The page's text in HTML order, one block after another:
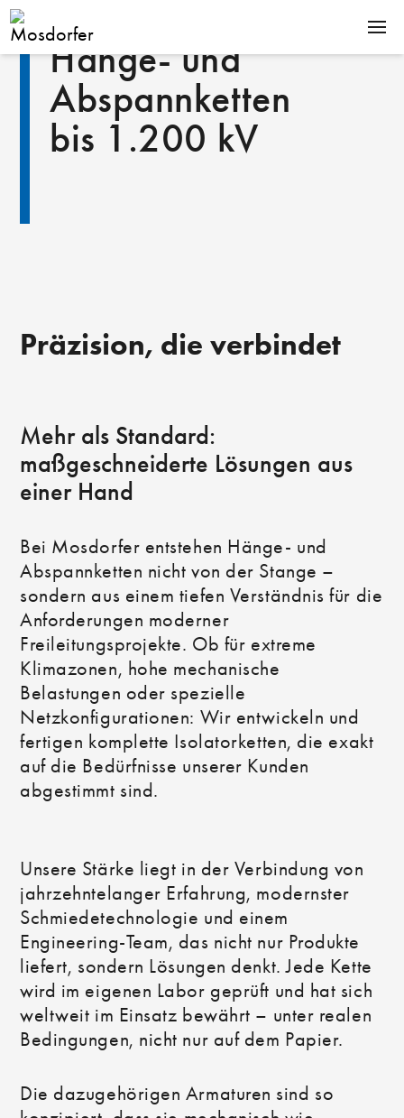
PRODUKTE
KOMPETENZEN
UNTERNEHMEN
Hänge- und
Abspannketten
bis 1.200 kV
Präzision, die verbindet
Mehr als Standard:
maßgeschneiderte Lösungen aus
einer Hand
Bei Mosdorfer entstehen Hänge- und
Abspannketten nicht von der Stange –
sondern aus einem tiefen Verständnis für die
Anforderungen moderner
Freileitungsprojekte. Ob für extreme
Klimazonen, hohe mechanische
Belastungen oder spezielle
Netzkonfigurationen: Wir entwickeln und
fertigen komplette Isolatorketten, die exakt
auf die Bedürfnisse unserer Kunden
abgestimmt sind.
Unsere Stärke liegt in der Verbindung von
jahrzehntelanger Erfahrung, modernster
Schmiedetechnologie und einem
Engineering-Team, das nicht nur Produkte
liefert, sondern Lösungen denkt. Jede Kette
wird im eigenen Labor geprüft und hat sich
weltweit im Einsatz bewährt – unter realen
Bedingungen, nicht nur auf dem Papier.
Die dazugehörigen Armaturen sind so